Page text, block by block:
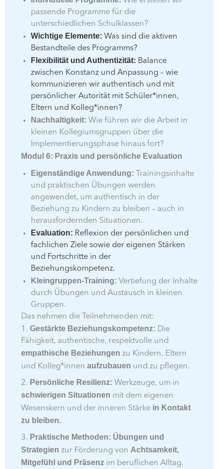
passende Programme für die
unterschiedlichen Schulklassen?
Wichtige Elemente: Was sind die aktiven
Bestandteile des Programms?
Flexibilität und Authentizität: Balance
zwischen Konstanz und Anpassung – wie
kommunizieren wir authentisch und mit
persönlicher Autorität mit Schüler*innen,
Eltern und Kolleg*innen?
Nachhaltigkeit: Wie führen wir die Arbeit in
kleinen Kollegiumsgruppen über die
Implementierungsphase hinaus fort?
Modul 6: Praxis und persönliche Evaluation
Eigenständige Anwendung:
Trainingsinhalte
und praktischen Übungen werden
angewendet, um authentisch in der
Beziehung zu Kindern zu bleiben – auch in
herausfordernden Situationen.
Evaluation: Reflexion der persönlichen und
fachlichen Ziele sowie der eigenen Stärken
und Fortschritte in der
Beziehungskompetenz.
Kleingruppen-Training: Vertiefung der Inhalte
durch Übungen und Austausch in kleinen
Gruppen.
Das nehmen die Teilnehmenden mit:
1. Gestärkte Beziehungskompetenz: Die
Fähigkeit, authentische, respektvolle und
empathische Beziehungen zu Kindern, Eltern
und Kolleg*innen aufzubauen und zu pflegen.
2. Persönliche Resilienz: Werkzeuge, um in
schwierigen Situationen mit dem eigenen
Wesenskern und der inneren Stärke in Kontakt
zu bleiben.
3. Praktische Methoden: Übungen und
Strategien zur Förderung von Achtsamkeit,
Mitgefühl und Präsenzim beruflichen Alltag.